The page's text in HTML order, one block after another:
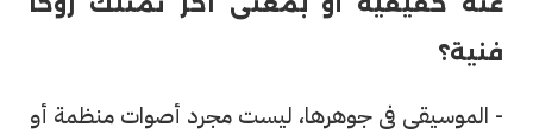
فنية؟
- الموسيقى فى جوهرها، ليست مجرد أصوات منظمة أو